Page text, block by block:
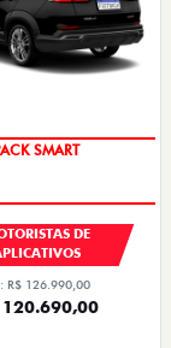
SMART
DE
R$ 126.990,00
120.690,00